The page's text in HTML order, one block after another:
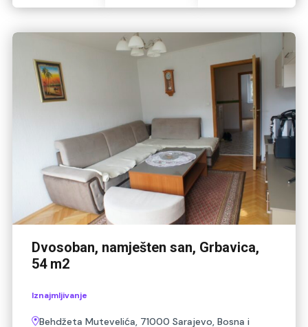
Dvosoban, namješten san, Grbavica,
54 m2
Iznajmljivanje
Behdžeta Mutevelića, 71000 Sarajevo, Bosna i